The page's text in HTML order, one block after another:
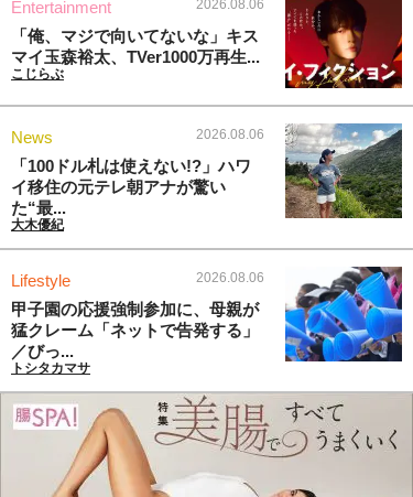
Entertainment 2026.08.06
「俺、マジで向いてないな」キス
マイ玉森裕太、TVer1000万再生...
こじらぶ
News 2026.08.06
「100ドル札は使えない!?」ハワ
イ移住の元テレ朝アナが驚い
た“最...
大木優紀
Lifestyle 2026.08.06
甲子園の応援強制参加に、母親が
猛クレーム「ネットで告発する」
／びっ...
トシタカマサ